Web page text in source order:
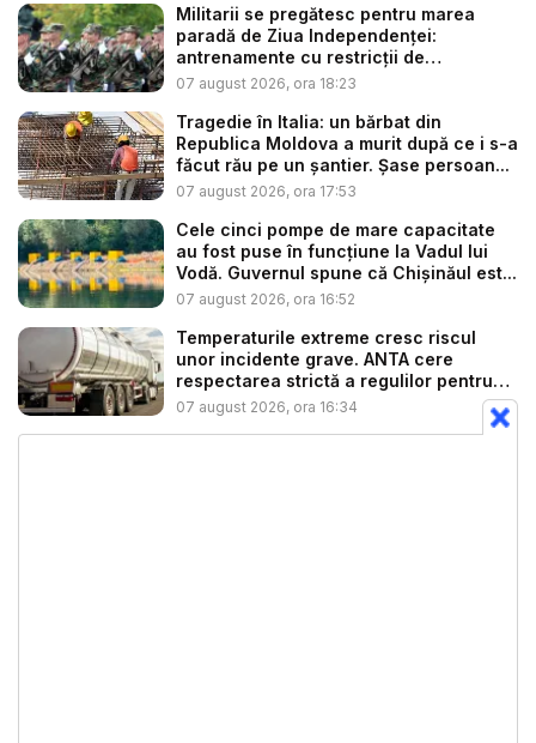
Militarii se pregătesc pentru marea
paradă de Ziua Independenței:
antrenamente cu restricții de
circulație...
07 august 2026, ora 18:23
Tragedie în Italia: un bărbat din
Republica Moldova a murit după ce i s-a
făcut rău pe un șantier. Șase persoan...
07 august 2026, ora 17:53
Cele cinci pompe de mare capacitate
au fost puse în funcțiune la Vadul lui
Vodă. Guvernul spune că Chișinăul est...
07 august 2026, ora 16:52
Temperaturile extreme cresc riscul
unor incidente grave. ANTA cere
respectarea strictă a regulilor pentru
tr...
07 august 2026, ora 16:34